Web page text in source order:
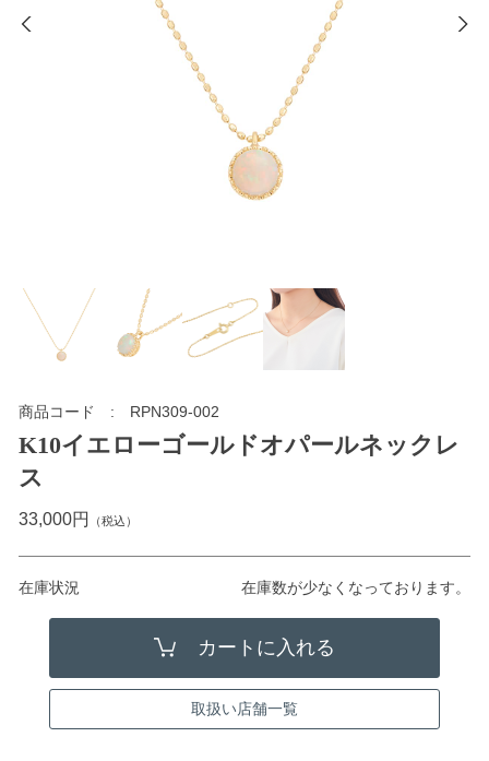
商品コード RPN309-002
K10イエローゴールドオパールネックレ
ス
33,000円 （税込）
在庫状況 在庫数が少なくなっております。
取扱い店舗一覧